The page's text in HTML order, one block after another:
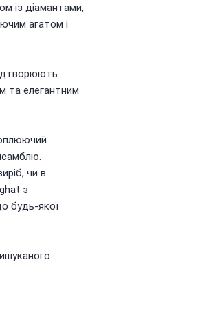
із діамантами,
агатом і
та елегантним
чи в
з
будь-якої